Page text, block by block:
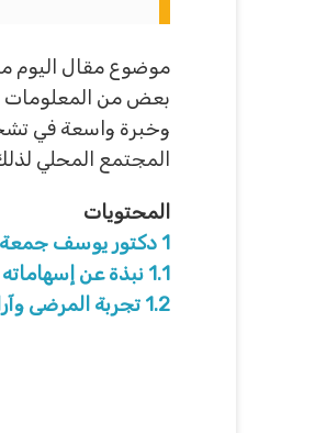
موضوع مقال اليوم
بعض من المعلومات
وخبرة واسعة في
المجتمع المحلي
المحتويات
1 دكتور يوسف
1.1 نبذة عن
1.2 تجربة المرضى